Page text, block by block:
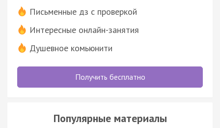
Письменные дз с проверкой
Интересные онлайн-занятия
Душевное комьюнити
Получить бесплатно
Популярные материалы